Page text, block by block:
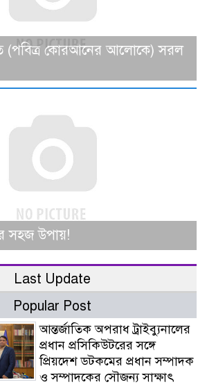
(পবিত্র কোরআনের আলোকে) সরল
সহজ উপায়!
Last Update
Popular Post
আন্তর্জাতিক অপরাধ ট্রাইব্যুনালের
প্রধান প্রসিকিউটরের সঙ্গে
প্রিয়দেশ ডটকমের প্রধান সম্পাদক
ও সম্পাদকের সৌজন্য সাক্ষাৎ